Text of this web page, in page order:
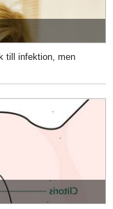
till infektion, men